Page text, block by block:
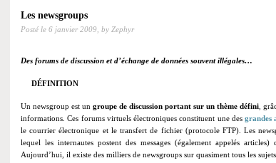
Les newsgroups
Posté le 6 janvier 2009, by Zephyr
Des forums de discussion et d’échange de données souvent illégales…
DÉFINITION
Un newsgroup est un groupe de discussion portant sur un thème défini ,
informations. Ces forums virtuels électroniques constituent une des grandes
le courrier électronique et le transfert de fichier (protocole FTP) . Les
lequel les internautes postent des messages (également appelés
Aujourd’hui, il existe des milliers de newsgroups sur quasiment tous les